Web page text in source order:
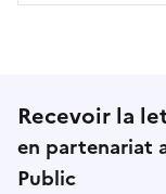
Recevoir la
en partenariat
Public